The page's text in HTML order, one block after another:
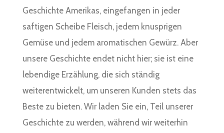
Geschichte Amerikas, eingefangen in jeder
saftigen Scheibe Fleisch, jedem knusprigen
Gemüse und jedem aromatischen Gewürz. Aber
unsere Geschichte endet nicht hier; sie ist eine
lebendige Erzählung, die sich ständig
weiterentwickelt, um unseren Kunden stets das
Beste zu bieten. Wir laden Sie ein, Teil unserer
Geschichte zu werden, während wir weiterhin